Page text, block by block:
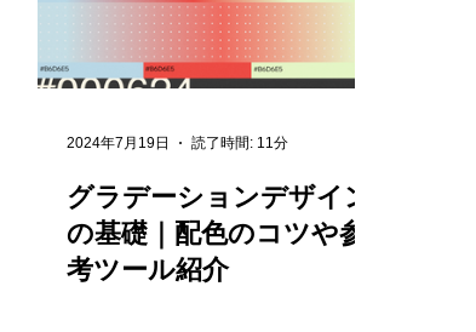
グラデーションデザイン
の基礎｜配色のコツや参
考ツール紹介
2024年7月19日 読了時間: 11分